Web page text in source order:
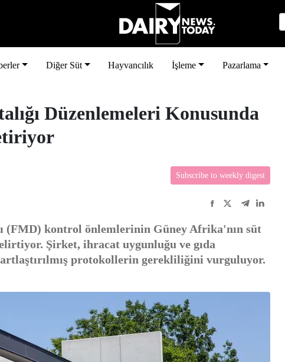
Diğer Süt Hayvancılık İşleme Pazarlama
Düzenlemeleri Konusunda
Subscribe to weekly digest
(FMD) kontrol önlemlerinin Güney Afrika'nın süt
Şirket, ihracat uygunluğu ve gıda
protokollerin gerekliliğini vurguluyor.